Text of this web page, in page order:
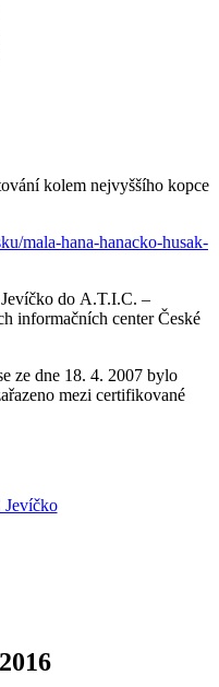
kolem nejvyššího kopce
mala-hana-hanacko-husak-
do A.T.I.C. –
informačních center České
ze dne 18. 4. 2007 bylo
mezi certifikované